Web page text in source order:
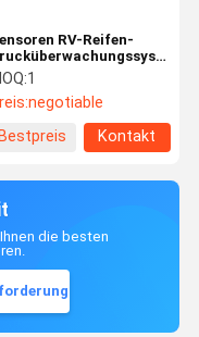
RV-Reifen-
Technik-Fahrzeug-
1
negotiable
Bestpreis
Kontakt
die besten